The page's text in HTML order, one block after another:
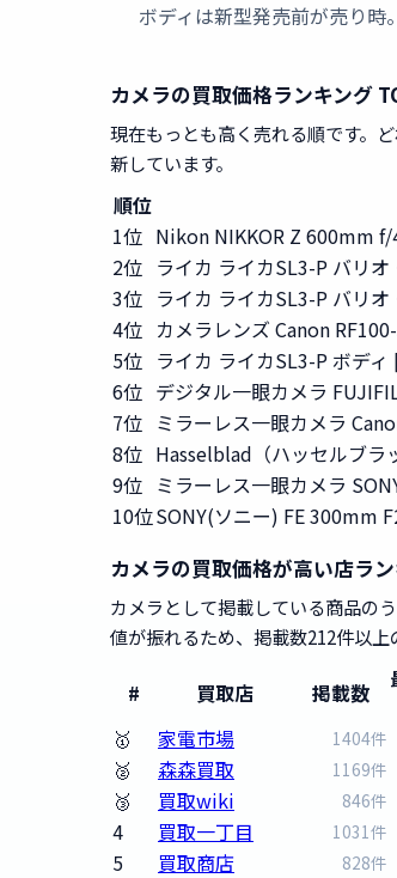
ボディは新型発売前が売り時
カメラの買取価格ランキング
現在もっとも高く売れる順です。
新しています。
順位
1位 Nikon NIKKOR Z 600mm f/
2位 ライカ ライカSL3-P バリ
3位 ライカ ライカSL3-P バリ
4位 カメラレンズ Canon
5位 ライカ ライカSL3-P ボデ
6位 デジタル一眼カメラ
7位 ミラーレス一眼カメラ
8位 Hasselblad（ハッセルブラ
9位 ミラーレス一眼カメラ
10位SONY(ソニー) FE 300mm
カメラの買取価格が高い店ラ
カメラとして掲載している商品の
値が振れるため、掲載数212件以上
# 買取店 掲載数
🥇
家電市場 1404件
🥈
森森買取 1169件
🥉
買取wiki 846件
4
買取一丁目 1031件
5
買取商店 828件